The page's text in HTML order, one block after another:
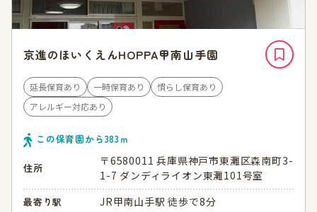
京進のほいくえんHOPPA甲南山手園
延長保育あり 一時保育あり
慣らし保育あり
アレルギー対応あり
この保育園から383ｍ
住所
〒6580011 兵庫県神戸市東灘区森南町3-
1-7 ダンディライオン東灘101号室
最寄り駅 JR甲南山手駅 徒歩で8分